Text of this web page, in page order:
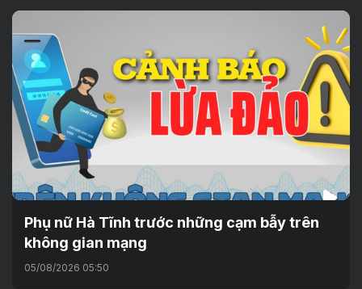
Phụ nữ Hà Tĩnh trước những cạm bẫy trên
không gian mạng
05/08/2026 05:50